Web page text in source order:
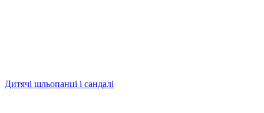
Дитячі шльопанці і сандалі